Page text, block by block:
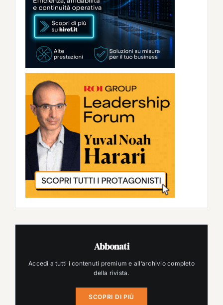
Abbonati
Accedi a tutti i contenuti premium e all’archivio completo
della rivista.
SCOPRI DI PIÙ